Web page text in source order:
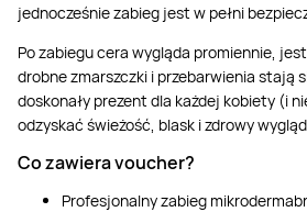
jednocześnie zabieg jest w pełni
Po zabiegu cera wygląda promiennie,
drobne zmarszczki i przebarwienia stają
doskonały prezent dla każdej kobiety (i
odzyskać świeżość, blask i zdrowy
Co zawiera voucher?
Profesjonalny zabieg